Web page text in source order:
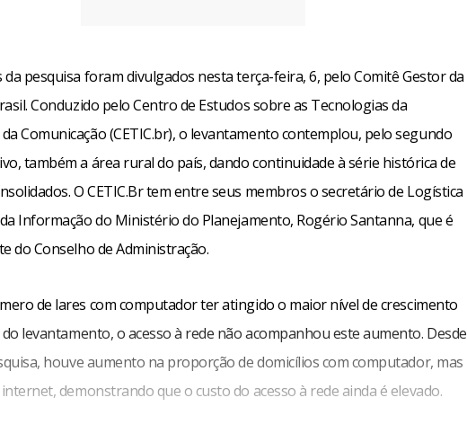
da pesquisa foram divulgados nesta terça-feira, 6, pelo Comitê Gestor da
Conduzido pelo Centro de Estudos sobre as Tecnologias da
Comunicação (CETIC.br), o levantamento contemplou, pelo segundo
também a área rural do país, dando continuidade à série histórica de
O CETIC.Br tem entre seus membros o secretário de Logística
Informação do Ministério do Planejamento, Rogério Santanna, que é
do Conselho de Administração.
de lares com computador ter atingido o maior nível de crescimento
levantamento, o acesso à rede não acompanhou este aumento. Desde
houve aumento na proporção de domicílios com computador, mas
internet, demonstrando que o custo do acesso à rede ainda é elevado.